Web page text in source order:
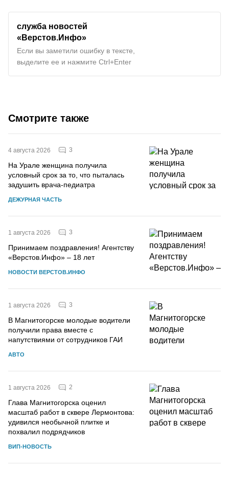
служба новостей
«Верстов.Инфо»
Если вы заметили ошибку в тексте,
выделите ее и нажмите Ctrl+Enter
Смотрите также
4 августа 2026 3
На Урале женщина получила
условный срок за то, что пыталась
задушить врача-педиатра
ДЕЖУРНАЯ ЧАСТЬ
1 августа 2026 3
Принимаем поздравления! Агентству
«Верстов.Инфо» – 18 лет
НОВОСТИ ВЕРСТОВ.ИНФО
1 августа 2026 3
В Магнитогорске молодые водители
получили права вместе с
напутствиями от сотрудников ГАИ
АВТО
1 августа 2026 2
Глава Магнитогорска оценил
масштаб работ в сквере Лермонтова:
удивился необычной плитке и
похвалил подрядчиков
ВИП-НОВОСТЬ